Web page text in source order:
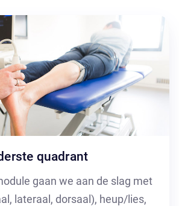
quadrant
gaan we aan de slag met
lateraal, dorsaal), heup/lies,